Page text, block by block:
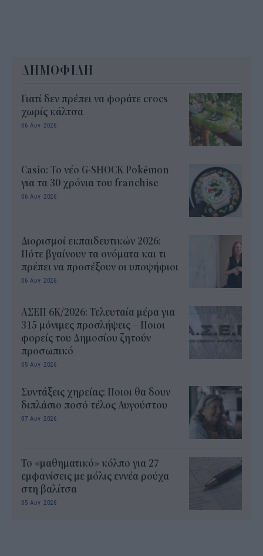
ΔΗΜΟΦΙΛΗ
Γιατί δεν πρέπει να φοράτε crocs
χωρίς κάλτσα
06 Αυγ 2026
Casio: Το νέο G-SHOCK Pokémon
για τα 30 χρόνια του franchise
06 Αυγ 2026
Διορισμοί εκπαιδευτικών 2026:
Πότε βγαίνουν τα ονόματα και τι
πρέπει να προσέξουν οι υποψήφιοι
06 Αυγ 2026
ΑΣΕΠ 6Κ/2026: Τελευταία μέρα για
315 μόνιμες προσλήψεις – Ποιοι
φορείς του Δημοσίου ζητούν
προσωπικό
05 Αυγ 2026
Συντάξεις χηρείας: Ποιοι θα δουν
διπλάσιο ποσό τέλος Αυγούστου
07 Αυγ 2026
Το «μαθηματικό» κόλπο για 27
εμφανίσεις με μόλις εννέα ρούχα
στη βαλίτσα
05 Αυγ 2026